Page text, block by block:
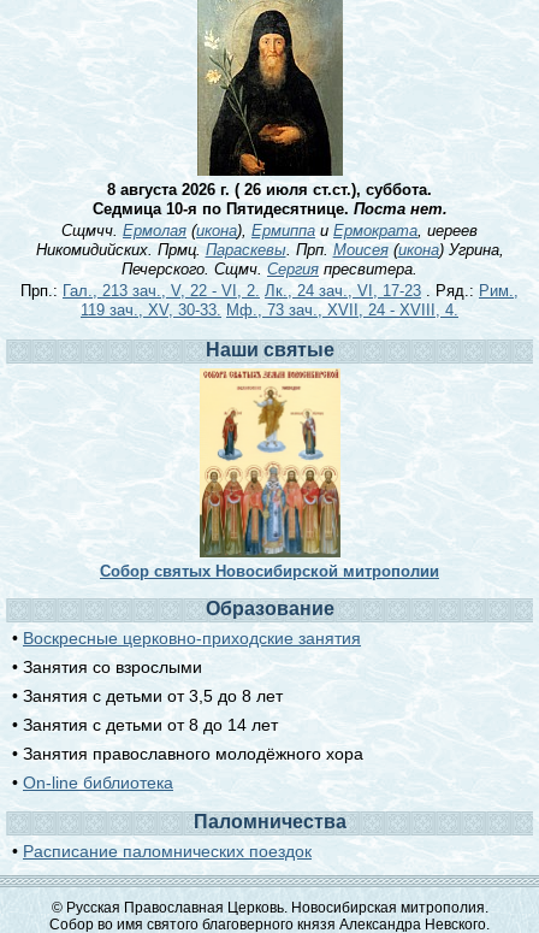
8 августа 2026 г. ( 26 июля ст.ст.), суббота.
Седмица 10-я по Пятидесятнице. Поста нет.
Сщмчч. Ермолая (икона), Ермиппаи Ермократа, иереев
Никомидийских. Прмц.Параскевы. Прп. Моисея(икона) Угрина,
Печерского. Сщмч. Сергия пресвитера.
Прп.: Гал., 213 зач., V, 22 - VI, 2. Лк., 24 зач., VI, 17-23 . Ряд.: Рим.,
119 зач., XV, 30-33. Мф., 73 зач., XVII, 24 - XVIII, 4.
Наши святые
Собор святых Новосибирской митрополии
Образование
• Воскресные церковно-приходские занятия
• Занятия со взрослыми
• Занятия с детьми от 3,5 до 8 лет
• Занятия с детьми от 8 до 14 лет
• Занятия православного молодёжного хора
• On-line библиотека
Паломничества
• Расписание паломнических поездок
© Русская Православная Церковь. Новосибирская митрополия.
Собор во имя святого благоверного князя Александра Невского.